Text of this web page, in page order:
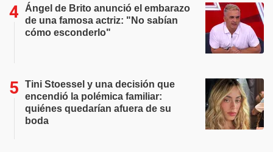
Ángel de Brito anunció el embarazo
de una famosa actriz: "No sabían
cómo esconderlo"
Tini Stoessel y una decisión que
encendió la polémica familiar:
quiénes quedarían afuera de su
boda